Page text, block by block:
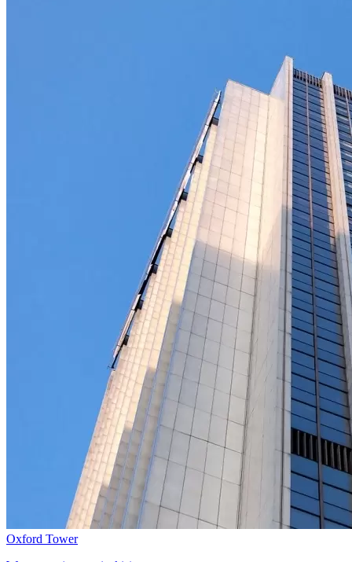
Oxford Tower